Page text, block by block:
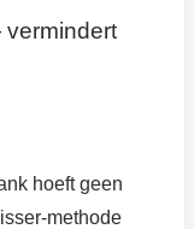
hoeft geen
methode